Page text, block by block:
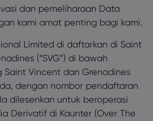
Mengapa
Penawaran Global
Kumpulan Kami
Bantuan &
Pusat Bantuan
Hubungi Sokongan
Aduan
Keselamatan
Pendedahan Kuki
Undang-undang
Undang-undang
dan pemeliharaan Data
kami amat penting bagi kami.
Limited di daftarkan di Saint
(“SVG”) di bawah
Saint Vincent dan Grenadines
dengan nombor pendaftaran
dilesenkan untuk beroperasi
Derivatif di Kaunter (Over The